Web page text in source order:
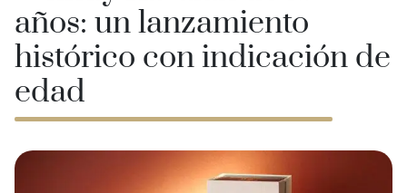
años: un lanzamiento
histórico con indicación de
edad